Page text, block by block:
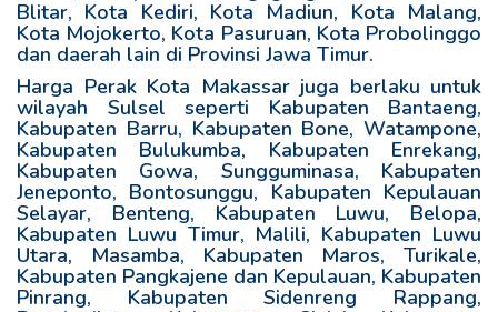
Blitar, Kota Kediri, Kota Madiun, Kota Malang,
Kota Mojokerto, Kota Pasuruan, Kota Probolinggo
dan daerah lain di Provinsi Jawa Timur.
Harga Perak Kota Makassar juga berlaku untuk
wilayah Sulsel seperti Kabupaten Bantaeng,
Kabupaten Barru, Kabupaten Bone, Watampone,
Kabupaten Bulukumba, Kabupaten Enrekang,
Kabupaten Gowa, Sungguminasa, Kabupaten
Jeneponto, Bontosunggu, Kabupaten Kepulauan
Selayar, Benteng, Kabupaten Luwu, Belopa,
Kabupaten Luwu Timur, Malili, Kabupaten Luwu
Utara, Masamba, Kabupaten Maros, Turikale,
Kabupaten Pangkajene dan Kepulauan, Kabupaten
Pinrang, Kabupaten Sidenreng Rappang,